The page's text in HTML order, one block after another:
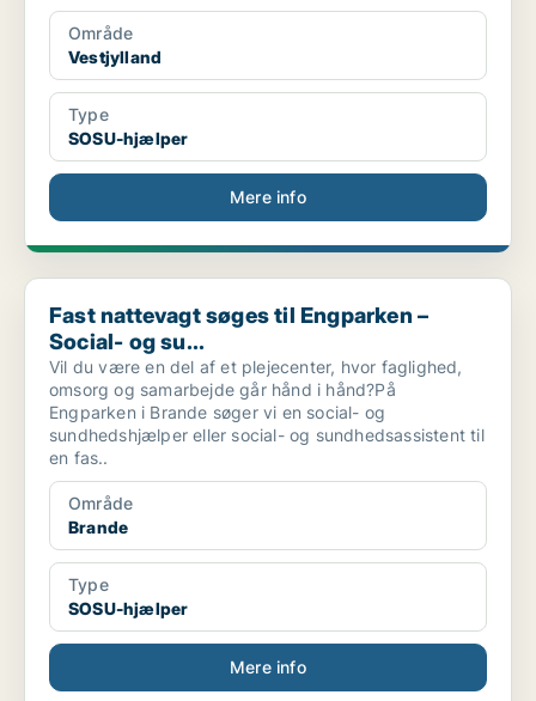
Område
Vestjylland
Type
SOSU-hjælper
Mere info
Fast nattevagt søges til Engparken – Social- og su...
Fast nattevagt søges til Engparken –
Social- og su...
Vil du være en del af et plejecenter, hvor faglighed,
omsorg og samarbejde går hånd i hånd?På
Engparken i Brande søger vi en social- og
sundhedshjælper eller social- og sundhedsassistent til
en fas..
Område
Brande
Type
SOSU-hjælper
Mere info